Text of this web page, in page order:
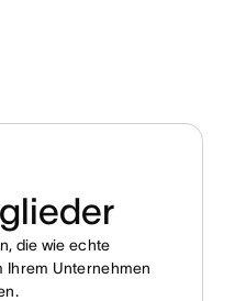
die wie echte
Ihrem Unternehmen